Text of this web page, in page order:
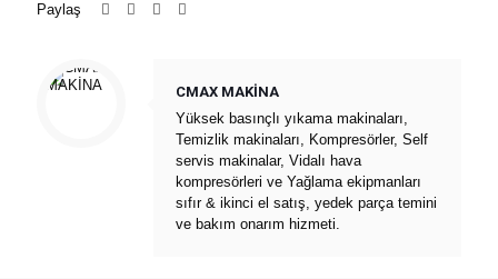
Paylaş
CMAX MAKİNA
Yüksek basınçlı yıkama makinaları,
Temizlik makinaları, Kompresörler, Self
servis makinalar, Vidalı hava
kompresörleri ve Yağlama ekipmanları
sıfır & ikinci el satış, yedek parça temini
ve bakım onarım hizmeti.